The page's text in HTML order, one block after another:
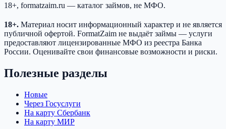
18+, formatzaim.ru — каталог займов, не МФО.
18+. Материал носит информационный характер и не является
публичной офертой. FormatZaim не выдаёт займы — услуги
предоставляют лицензированные МФО из реестра Банка
России. Оценивайте свои финансовые возможности и риски.
Полезные разделы
Новые
Через Госуслуги
На карту Сбербанк
На карту МИР